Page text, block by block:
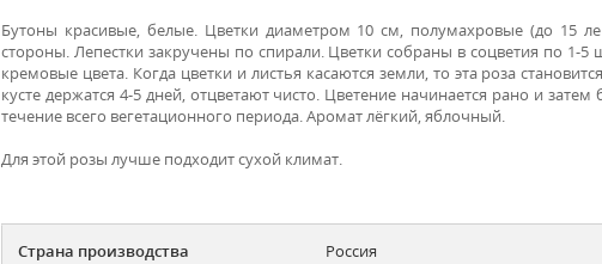
Бутоны красивые, белые. Цветки диаметром 10 см, полумахровые (до 15
стороны. Лепестки закручены по спирали. Цветки собраны в соцветия по 1-
кремовые цвета. Когда цветки и листья касаются земли, то эта роза
кусте держатся 4-5 дней, отцветают чисто. Цветение начинается рано и
течение всего вегетационного периода. Аромат лёгкий, яблочный.
Для этой розы лучше подходит сухой климат.
Страна производства Россия